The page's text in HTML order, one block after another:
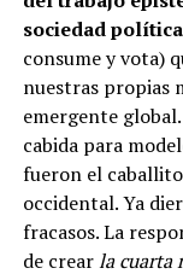
sociedad
consume y vota)
nuestras propias
emergente
cabida para
fueron el
occidental. Ya
fracasos. La
de crearla cuarta